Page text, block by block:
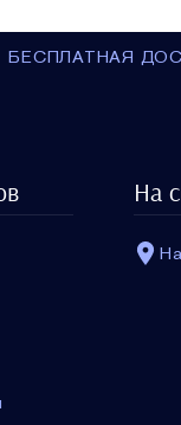
БЕСПЛАТНАЯ
На